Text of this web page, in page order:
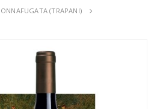
(TRAPANI)